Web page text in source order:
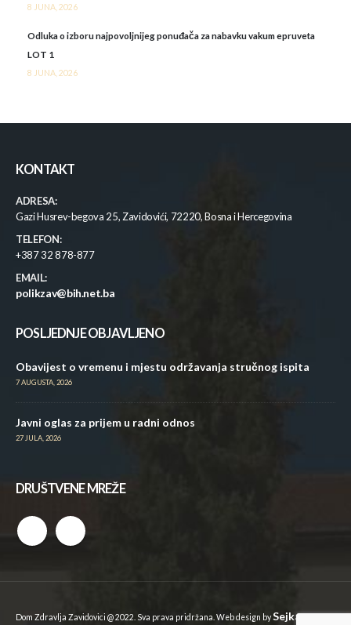
8 JUNA, 2026
Odluka o izboru najpovoljnijeg ponuđača za nabavku vakum epruveta
LOT 1
8 JUNA, 2026
KONTAKT
ADRESA:
Gazi Husrev-begova 25, Zavidovići, 72220, Bosna i Hercegovina
TELEFON:
+387 32 878-877
EMAIL:
polikzav@bih.net.ba
POSLJEDNJE OBJAVLJENO
Obavijest o vremenu i mjestu održavanja stručnog ispita
7 AUGUSTA, 2026
Javni oglas za prijem u radni odnos
27 JULA, 2026
DRUŠTVENE MREŽE
Dom Zdravlja Zavidovici @ 2022. Sva prava pridržana. Web design bySejkan